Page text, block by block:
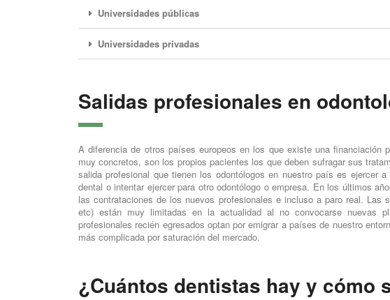
Universidades públicas
Universidades privadas
Salidas profesionales en
A diferencia de otros países europeos en los que existe una
muy concretos, son los propios pacientes los que deben sufragar sus
salida profesional que tienen los odontólogos en nuestro país es ejercer
dental o intentar ejercer para otro odontólogo o empresa. En los últimos
las contrataciones de los nuevos profesionales e incluso a paro real. Las
etc) están muy limitadas en la actualidad al no convocarse nuevas
profesionales recién egresados optan por emigrar a países de nuestro
más complicada por saturación del mercado.
¿Cuántos dentistas hay y cómo